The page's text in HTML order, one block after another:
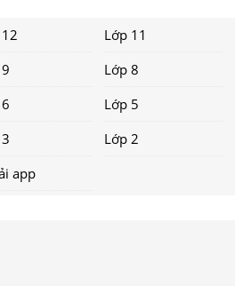
Lớp 11
Lớp 8
Lớp 5
Lớp 2
app